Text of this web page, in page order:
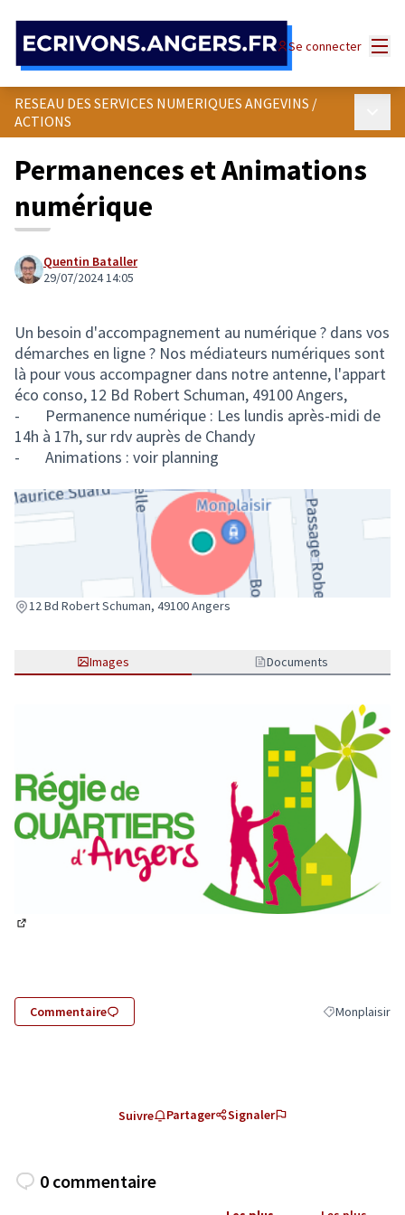
Se connecter
RESEAU DES SERVICES NUMERIQUES ANGEVINS /
ACTIONS
Permanences et Animations
numérique
Quentin Bataller
29/07/2024 14:05
Un besoin d'accompagnement au numérique ? dans vos
démarches en ligne ? Nos médiateurs numériques sont
là pour vous accompagner dans notre antenne, l'appart
éco conso, 12 Bd Robert Schuman, 49100 Angers,
- Permanence numérique : Les lundis après-midi de
14h à 17h, sur rdv auprès de Chandy
- Animations : voir planning
12 Bd Robert Schuman, 49100 Angers
(Lien externe)
Images Documents
Commentaire Filtrer les
Monplaisir
Suivre Partager Signaler
0 commentaire